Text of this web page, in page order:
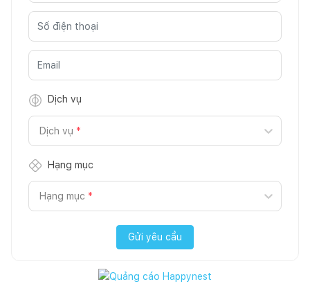
Dịch vụ
Dịch vụ *
Hạng mục
Hạng mục *
Gửi yêu cầu